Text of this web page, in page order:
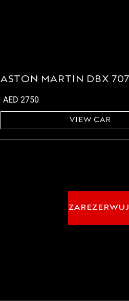
ASTON MARTIN DBX 707
AED 2750
VIEW CAR
ZAREZERWUJ